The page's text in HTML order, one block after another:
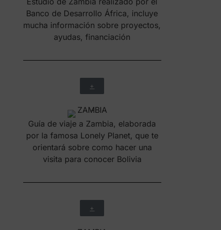
Banco de Desarrollo África, incluye
mucha información sobre proyectos,
ayudas, financiación
+
Guía de viaje a Zambia, elaborada
por la famosa Lonely Planet, que te
orientará sobre como hacer una
visita para conocer Bolivia
+